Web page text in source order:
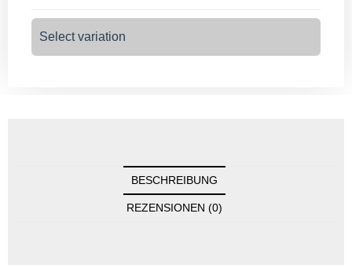
Select variation
BESCHREIBUNG
REZENSIONEN (0)